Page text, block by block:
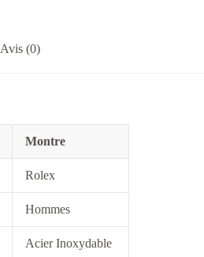
Avis (0)
Montre
Rolex
Hommes
Acier Inoxydable